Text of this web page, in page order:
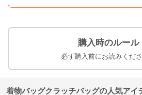
購入時のルール
必ず購入前にお読みくださ
着物バッグクラッチバッグの人気アイ